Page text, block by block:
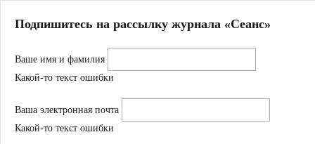
Магазин
Журнал
Школа
Устав
Подпишитесь на рассылку журнала «Сеанс»
Ваше имя и фамилия
Какой-то текст ошибки
Ваша электронная почта
Какой-то текст ошибки